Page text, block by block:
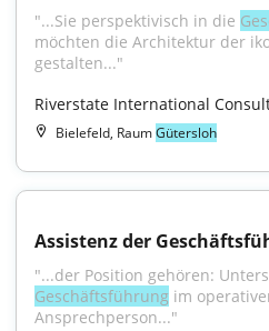
"...Sie perspektivisch in die
möchten die Architektur der
gestalten..."
Riverstate International
Bielefeld, RaumGütersloh
Assistenz der
Geschäftsführung im
Ansprechperson..."